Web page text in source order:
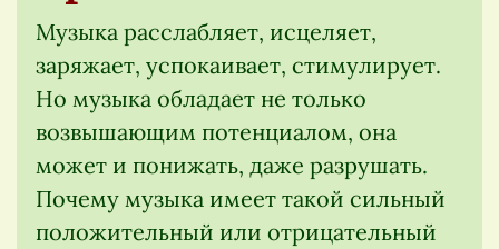
Музыка расслабляет, исцеляет,
заряжает, успокаивает, стимулирует.
Но музыка обладает не только
возвышающим потенциалом, она
может и понижать, даже разрушать.
Почему музыка имеет такой сильный
положительный или отрицательный